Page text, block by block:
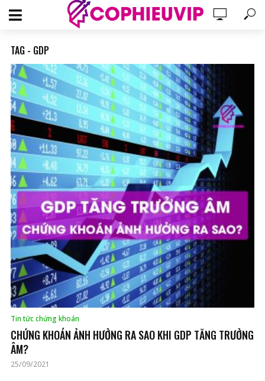
TAG - GDP
Tin tức chứng khoán
CHỨNG KHOÁN ẢNH HƯỞNG RA SAO KHI GDP TĂNG TRƯỞNG
ÂM?
25/09/2021